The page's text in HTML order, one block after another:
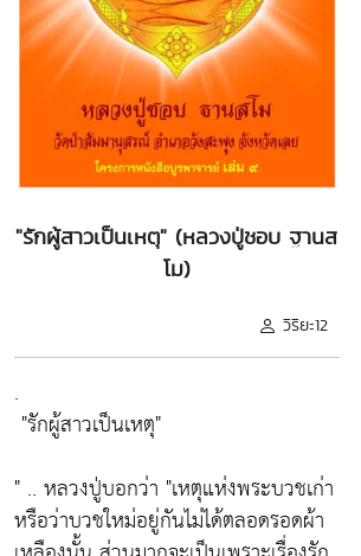
"รักผู้สาวเป็นเหตุ" (หลวงปู่ชอบ ฐานส
โม)
วิริยะ12
.
"รักผู้สาวเป็นเหตุ"
" .. หลวงปู่บอกว่า "เหตุแห่งพระบวชเก่า
หรือว่าบวชใหม่อยู่กันไม่ได้ตลอดรอดผ้า